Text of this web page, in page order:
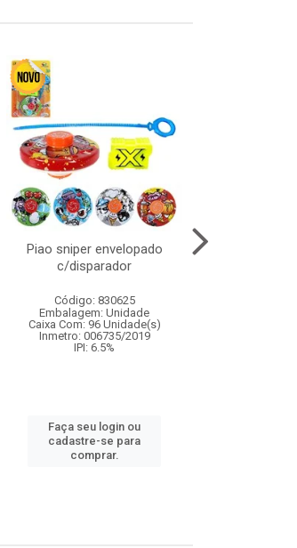
Piao sniper envelopado
c/disparador
Código: 830625
Embalagem: Unidade
Caixa Com: 96 Unidade(s)
Inmetro: 006735/2019
IPI: 6.5%
Faça seu login ou
cadastre-se para
comprar.